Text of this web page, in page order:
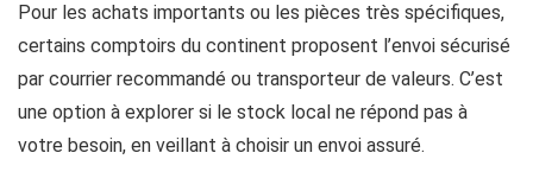
Pour les achats importants ou les pièces très spécifiques,
certains comptoirs du continent proposent l’envoi sécurisé
par courrier recommandé ou transporteur de valeurs. C’est
une option à explorer si le stock local ne répond pas à
votre besoin, en veillant à choisir un envoi assuré.